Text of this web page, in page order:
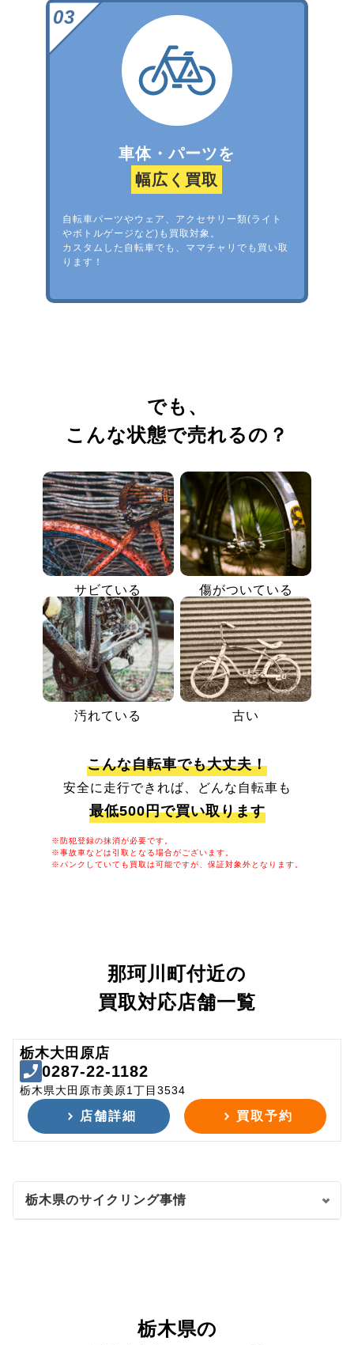
車体・パーツを
幅広く買取
自転車パーツやウェア、アクセサリー類(ライト
やボトルゲージなど)も買取対象。
カスタムした自転車でも、ママチャリでも買い取
ります！
でも、
こんな状態で売れるの？
サビている 傷がついている
汚れている 古い
こんな自転車でも大丈夫！
安全に走行できれば、どんな自転車も
最低500円で買い取ります
※防犯登録の抹消が必要です。
※事故車などは引取となる場合がございます。
※パンクしていても買取は可能ですが、保証対象外となります。
那珂川町付近の
買取対応店舗一覧
栃木大田原店
0287-22-1182
栃木県大田原市美原1丁目3534
店舗詳細 買取予約
栃木県のサイクリング事情
栃木県の